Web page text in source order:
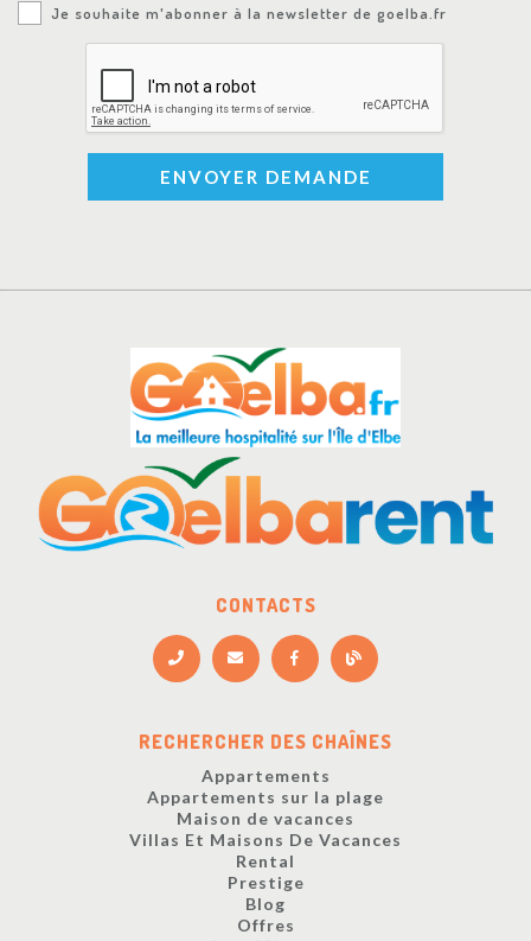
Je souhaite m'abonner à la newsletter de goelba.fr
ENVOYER DEMANDE
CONTACTS
RECHERCHER DES CHAÎNES
Appartements
Appartements sur la plage
Maison de vacances
Villas Et Maisons De Vacances
Rental
Prestige
Blog
Offres